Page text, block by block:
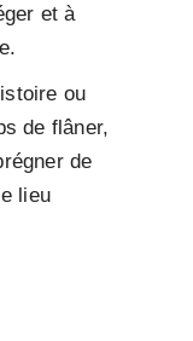
et à
ou
de flâner,
de
lieu